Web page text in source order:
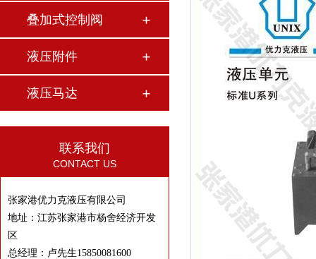
叠加式控制阀
液压附件
液压马达
联系我们
CONTACT US
张家港优力克液压有限公司
地址：江苏张家港市杨舍经济开发
区
总经理：卢先生15850081600